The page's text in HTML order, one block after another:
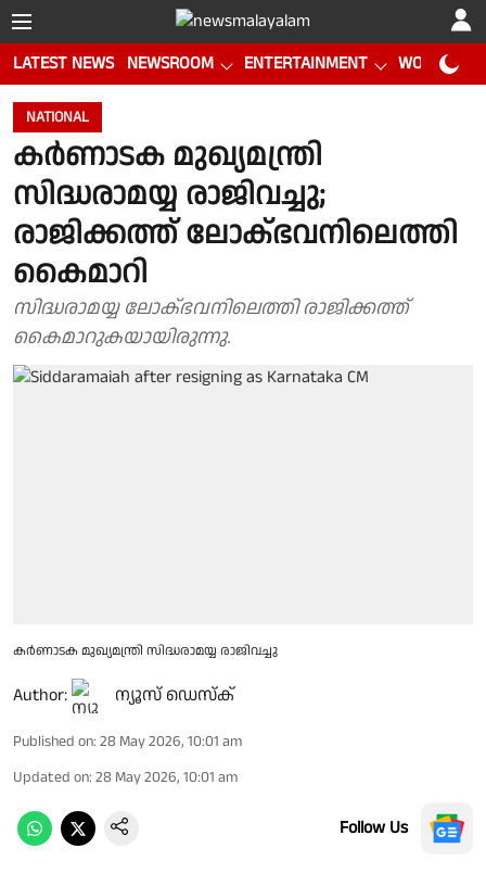
LATEST NEWS NEWSROOM ENTERTAINMENT WORLD CUP
NATIONAL
കർണാടക മുഖ്യമന്ത്രി
സിദ്ധരാമയ്യ രാജിവച്ചു;
രാജിക്കത്ത് ലോക്ഭവനിലെത്തി
കൈമാറി
സിദ്ധരാമയ്യ ലോക്ഭവനിലെത്തി രാജിക്കത്ത്
കൈമാറുകയായിരുന്നു.
കർണാടക മുഖ്യമന്ത്രി സിദ്ധരാമയ്യ രാജിവച്ചു
Author: ന്യൂസ് ഡെസ്ക്
Published on: 28 May 2026, 10:01 am
Updated on: 28 May 2026, 10:01 am
Follow Us